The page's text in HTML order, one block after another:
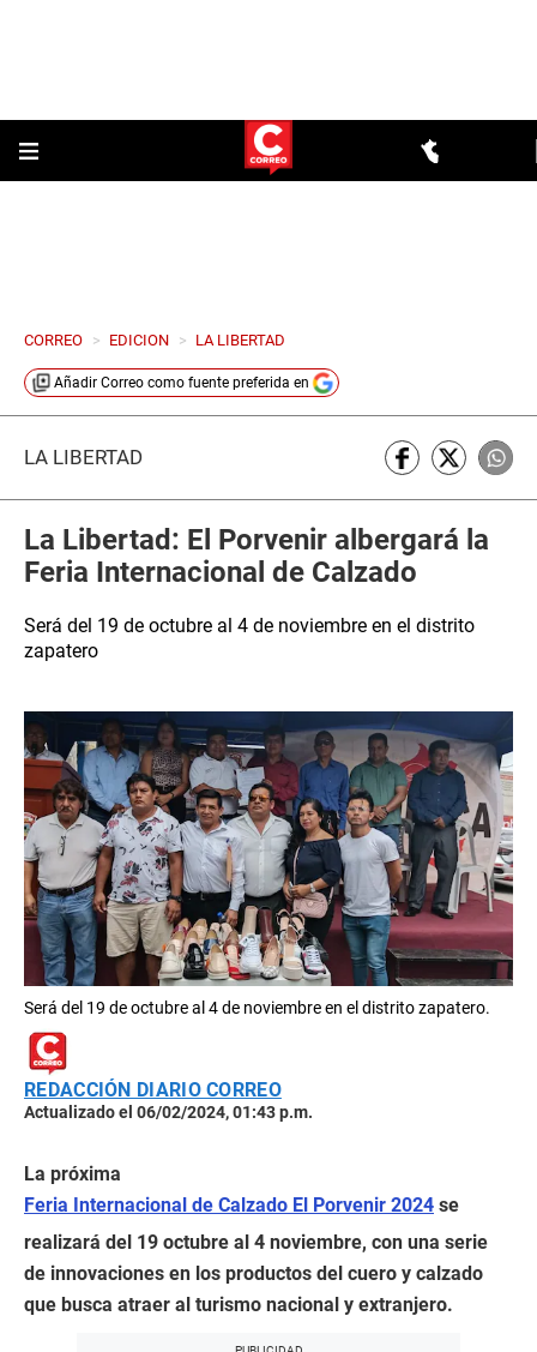
CORREO > EDICION > LA LIBERTAD
Añadir Correo como fuente preferida en
LA LIBERTAD
La Libertad: El Porvenir albergará la
Feria Internacional de Calzado
Será del 19 de octubre al 4 de noviembre en el distrito
zapatero
Será del 19 de octubre al 4 de noviembre en el distrito zapatero.
REDACCIÓN DIARIO CORREO
Actualizado el 06/02/2024, 01:43 p.m.
La próxima
Feria Internacional de Calzado El Porvenir 2024 se
realizará del 19 octubre al 4 noviembre, con una serie
de innovaciones en los productos del cuero y calzado
que busca atraer al turismo nacional y extranjero.